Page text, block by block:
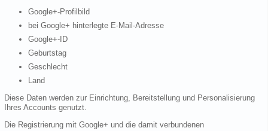
Google+-Profilbild
bei Google+ hinterlegte E-Mail-Adresse
Google+-ID
Geburtstag
Geschlecht
Land
Diese Daten werden zur Einrichtung, Bereitstellung und Personalisierung
Ihres Accounts genutzt.
Die Registrierung mit Google+ und die damit verbundenen